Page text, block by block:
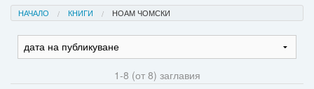
Начало
Печатни книги
НАЧАЛО КНИГИ НОАМ ЧОМСКИ
1-8 (от 8) заглавия